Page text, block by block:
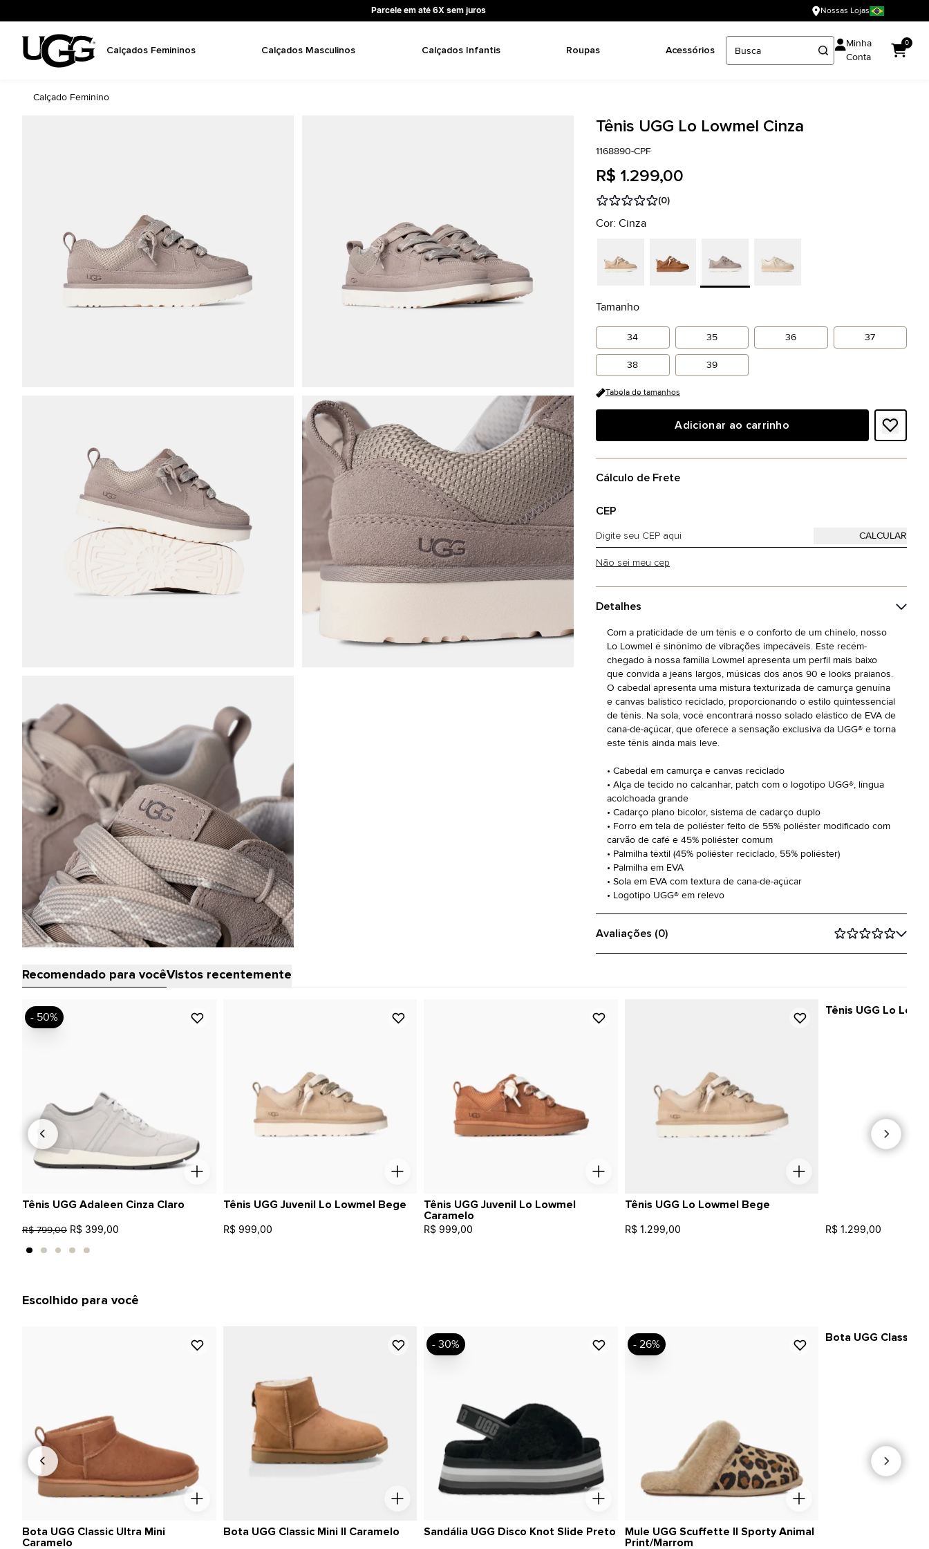
Parcele em até 6X sem juros Nossas Lojas
Calçados Femininos Calçados Masculinos Calçados Infantis Roupas Acessórios
Minha
Conta
0
Calçado Feminino
Tênis UGG Lo Lowmel Cinza
1168890-CPF
R$ 1.299,00
(0)
Cor: Cinza
Tamanho
34 35 36 37
38 39
Tabela de tamanhos
Adicionar ao carrinho
Cálculo de Frete
CEP
Não sei meu cep
Detalhes
Com a praticidade de um tênis e o conforto de um chinelo, nosso
Lo Lowmel é sinônimo de vibrações impecáveis. Este recém-
chegado à nossa família Lowmel apresenta um perfil mais baixo
que convida a jeans largos, músicas dos anos 90 e looks praianos.
O cabedal apresenta uma mistura texturizada de camurça genuína
e canvas balístico reciclado, proporcionando o estilo quintessencial
de tênis. Na sola, você encontrará nosso solado elástico de EVA de
cana-de-açúcar, que oferece a sensação exclusiva da UGG® e torna
este tênis ainda mais leve.
• Cabedal em camurça e canvas reciclado
• Alça de tecido no calcanhar, patch com o logotipo UGG®, língua
acolchoada grande
• Cadarço plano bicolor, sistema de cadarço duplo
• Forro em tela de poliéster feito de 55% poliéster modificado com
carvão de café e 45% poliéster comum
• Palmilha têxtil (45% poliéster reciclado, 55% poliéster)
• Palmilha em EVA
• Sola em EVA com textura de cana-de-açúcar
• Logotipo UGG® em relevo
Avaliações (0)
Recomendado para vocêVistos recentemente
Tênis UGG Adaleen Cinza Claro
R$ 799,00 R$ 399,00
- 50%
Tênis UGG Juvenil Lo Lowmel Bege
R$ 999,00
Tênis UGG Juvenil Lo Lowmel
Caramelo
R$ 999,00
Tênis UGG Lo Lowmel Bege
R$ 1.299,00
Tênis UGG Lo
R$ 1.299,00
Escolhido para você
Bota UGG Classic Ultra Mini
Caramelo
Bota UGG Classic Mini II Caramelo Sandália UGG Disco Knot Slide Preto
- 30%
Mule UGG Scuffette II Sporty Animal
Print/Marrom
- 26% Bota UGG Classic